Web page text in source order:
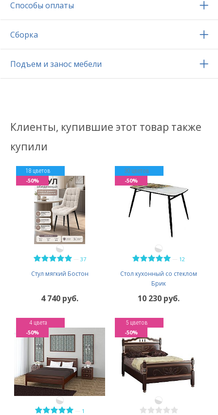
Способы оплаты
Сборка
Подъем и занос мебели
Клиенты, купившие этот товар также
купили
37
Стул мягкий Бостон
18 цветов
4 740 руб.
-50%
12
Стол кухонный со стеклом
Брик
30 цветов
10 230 руб.
-50%
1
4 цвета
-50%
5 цветов
-50%